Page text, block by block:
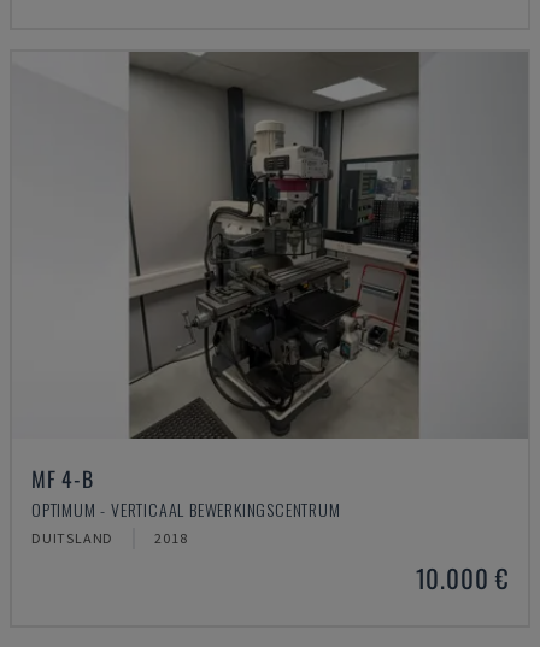
MF 4-B
OPTIMUM - VERTICAAL BEWERKINGSCENTRUM
DUITSLAND 2018
10.000 €